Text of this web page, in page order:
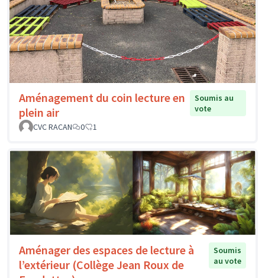
Aménagement du coin lecture en
plein air
Soumis au
vote
CVC RACAN
0 1
Aménager des espaces de lecture à
l’extérieur (Collège Jean Roux de
Soumis
au vote